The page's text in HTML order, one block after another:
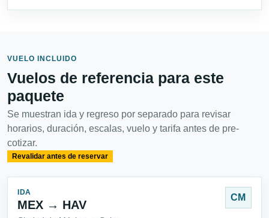
VUELO INCLUIDO
Vuelos de referencia para este
paquete
Se muestran ida y regreso por separado para revisar
horarios, duración, escalas, vuelo y tarifa antes de pre-
cotizar.
Revalidar antes de reservar
IDA
MEX → HAV
CM